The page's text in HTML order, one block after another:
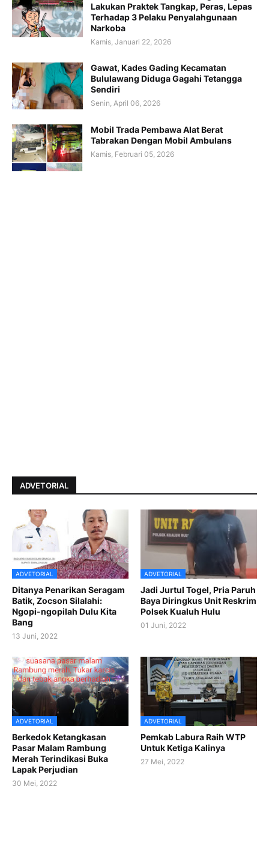
Lakukan Praktek Tangkap, Peras, Lepas
Terhadap 3 Pelaku Penyalahgunaan
Narkoba
Kamis, Januari 22, 2026
Gawat, Kades Gading Kecamatan
Bululawang Diduga Gagahi Tetangga
Sendiri
Senin, April 06, 2026
Mobil Trada Pembawa Alat Berat
Tabrakan Dengan Mobil Ambulans
Kamis, Februari 05, 2026
ADVETORIAL
ADVETORIAL
Ditanya Penarikan Seragam
Batik, Zocson Silalahi:
Ngopi-ngopilah Dulu Kita
Bang
13 Juni, 2022
ADVETORIAL
Jadi Jurtul Togel, Pria Paruh
Baya Diringkus Unit Reskrim
Polsek Kualuh Hulu
01 Juni, 2022
ADVETORIAL
Berkedok Ketangkasan
Pasar Malam Rambung
Merah Terindikasi Buka
Lapak Perjudian
30 Mei, 2022
ADVETORIAL
Pemkab Labura Raih WTP
Untuk Ketiga Kalinya
27 Mei, 2022